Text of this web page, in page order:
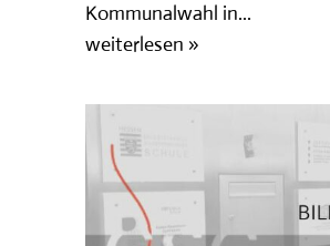
Kommunalwahl in...
weiterlesen »